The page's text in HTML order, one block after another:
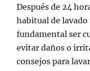
Después de 24
habitual de lavado
fundamental ser
evitar daños o
consejos para